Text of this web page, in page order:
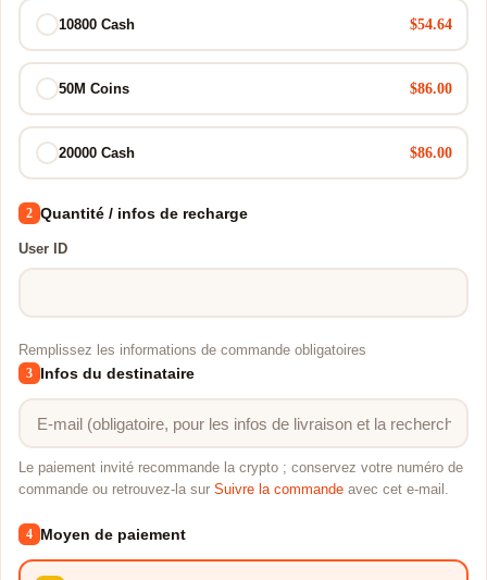
10800 Cash $54.64
50M Coins $86.00
20000 Cash $86.00
2 Quantité / infos de recharge
User ID
Remplissez les informations de commande obligatoires
3 Infos du destinataire
Le paiement invité recommande la crypto ; conservez votre numéro de
commande ou retrouvez-la sur Suivre la commande avec cet e-mail.
4 Moyen de paiement